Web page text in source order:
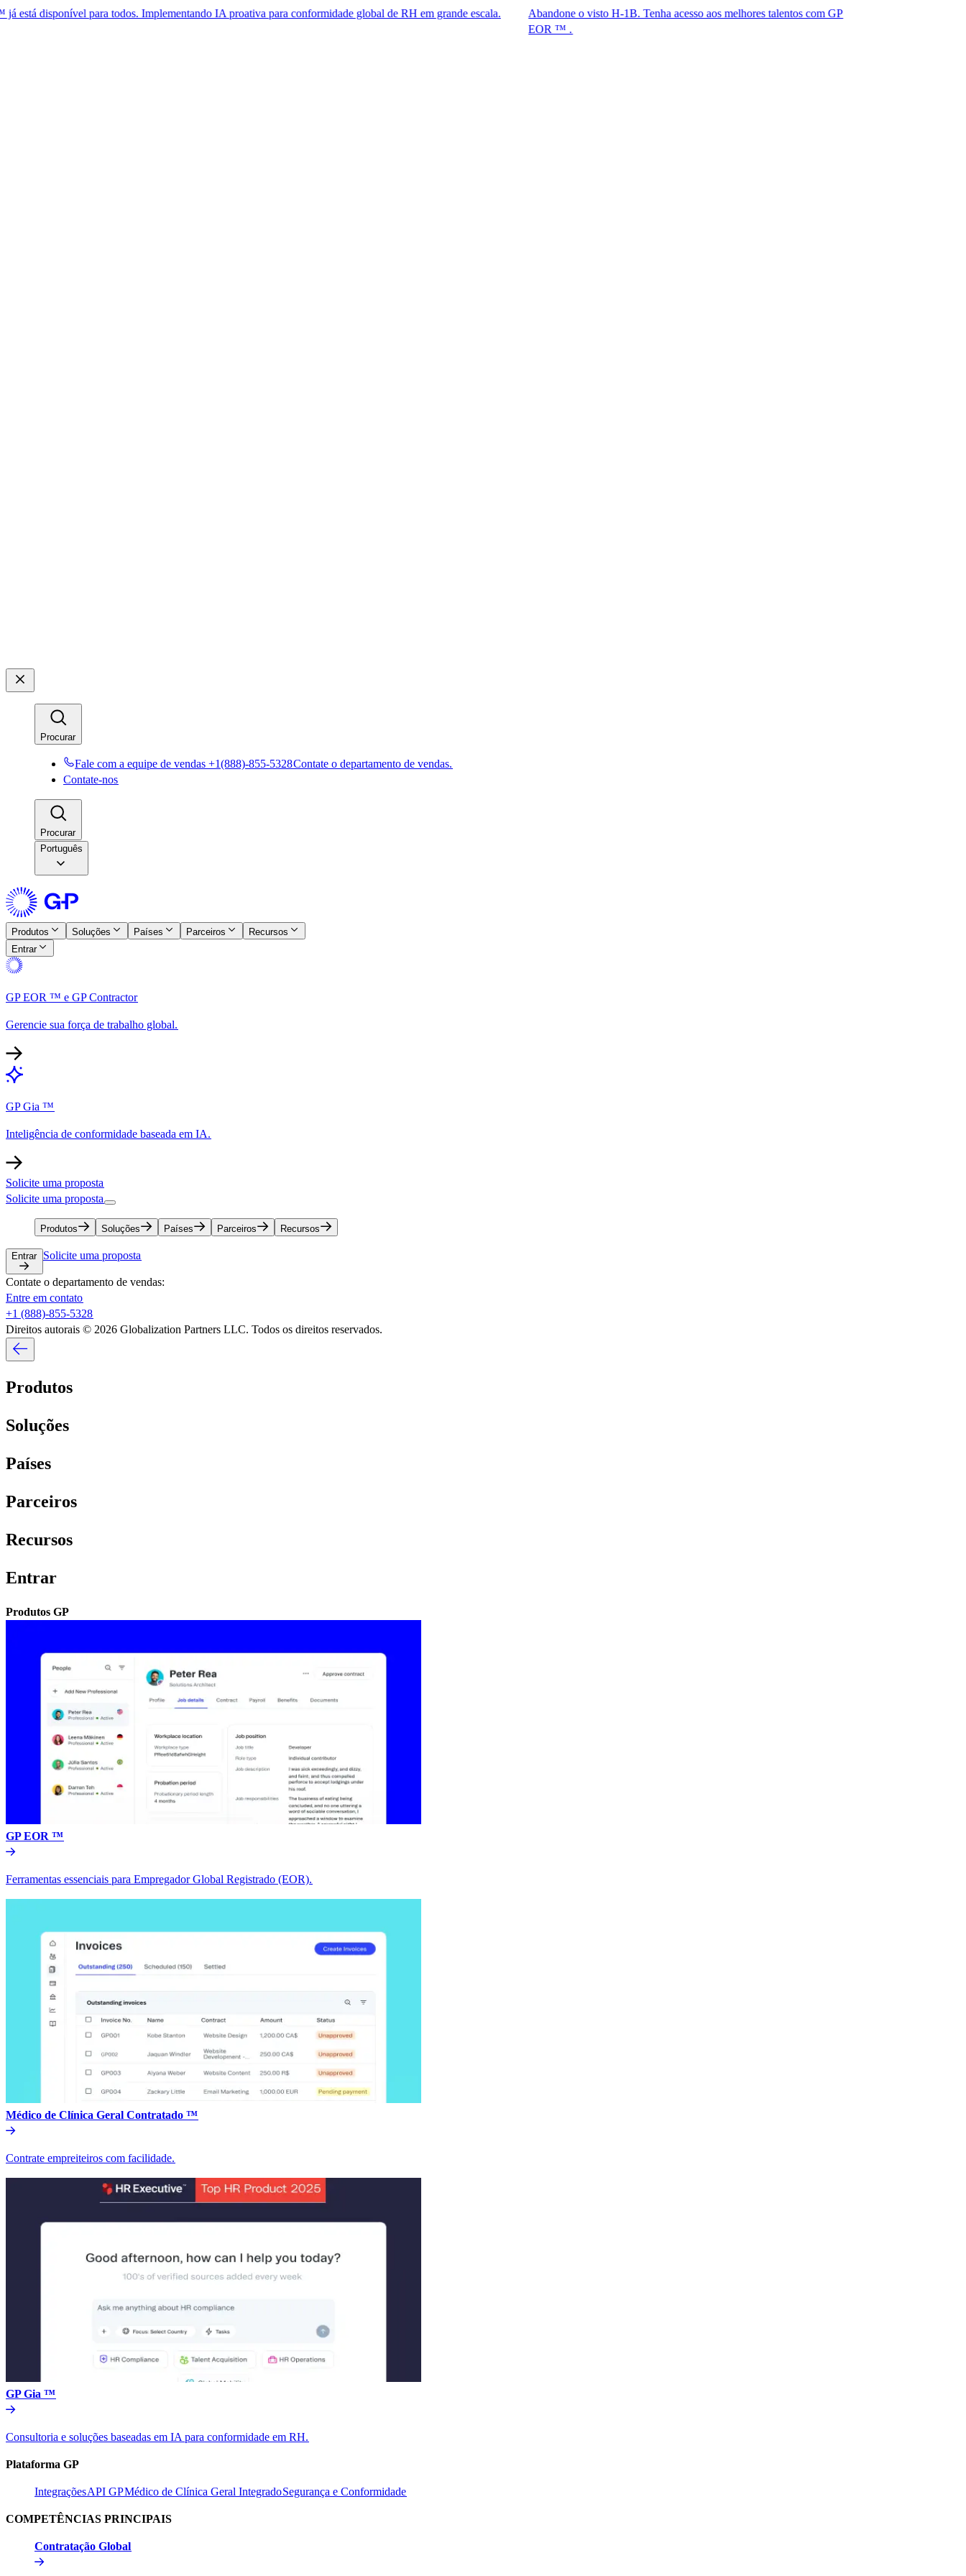
para todos. Implementando IA proativa para conformidade global de RH em grande escala.
Abandone o visto H-1B. Tenha acesso aos melhores talentos com GP
Procurar​​
Fale com a equipe de vendas +1(888)-855-5328​​Contate o departamento de vendas.​​
Contate-nos​​
Procurar​​
Português
Produtos​​ Soluções​​ Países​​ Parceiros​​
Recursos​​
Entrar​​
GP EOR ™ e GP Contractor​​
Gerencie sua força de trabalho global.​​
GP Gia ™​​
Inteligência de conformidade baseada em IA.​​
Solicite uma proposta​​
Solicite uma proposta​​
Produtos​​ Soluções​​ Países​​ Parceiros​​ Recursos​​
Entrar​​ Solicite uma proposta​​
Contate o departamento de vendas:​​
Entre em contato​​
+1 (888)-855-5328​​
Direitos autorais © 2026 Globalization Partners LLC. Todos os direitos reservados.​​
Produtos​​
Soluções​​
Países​​
Parceiros​​
Recursos​​
Entrar​​
Produtos GP​​
GP EOR ™​​
Ferramentas essenciais para Empregador Global Registrado (EOR).​​
Médico de Clínica Geral Contratado ™​​
Contrate empreiteiros com facilidade.​​
GP Gia ™​​
Consultoria e soluções baseadas em IA para conformidade em RH.​​
Plataforma GP​​
Integrações​​API GP​​Médico de Clínica Geral Integrado​​Segurança e Conformidade​​
COMPETÊNCIAS PRINCIPAIS​​
Contratação Global​​